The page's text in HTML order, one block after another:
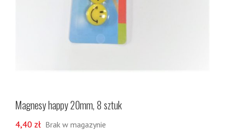
Magnesy happy 20mm, 8 sztuk
4,40 zł Brak w magazynie